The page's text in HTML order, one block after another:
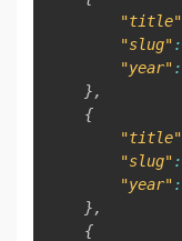
"title"
"slug":
"year":
},
{
"title"
"slug":
"year":
},
{